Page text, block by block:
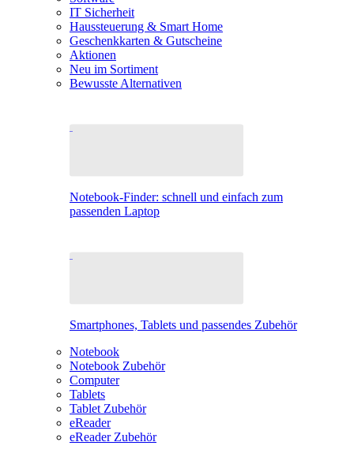
IT Sicherheit
Haussteuerung & Smart Home
Geschenkkarten & Gutscheine
Aktionen
Neu im Sortiment
Bewusste Alternativen
Notebook-Finder: schnell und einfach zum
passenden Laptop
Smartphones, Tablets und passendes Zubehör
Notebook
Notebook Zubehör
Computer
Tablets
Tablet Zubehör
eReader
eReader Zubehör